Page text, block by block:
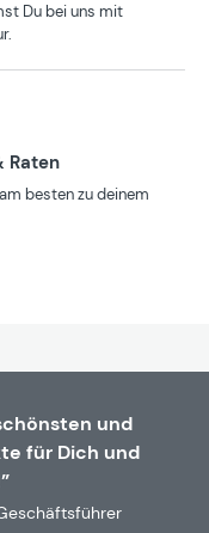
Du bei uns mit
Raten
besten zu deinem
und
für Dich und